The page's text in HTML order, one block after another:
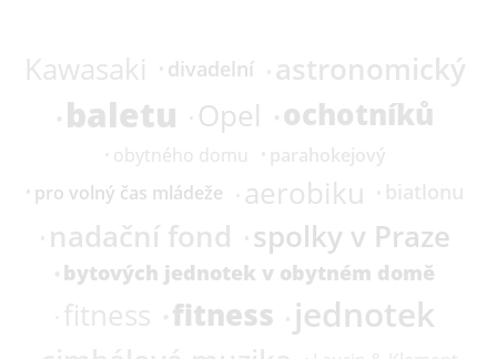
Kawasaki divadelní astronomický
baletu Opel ochotníků
obytného domu
parahokejový
pro volný čas mládeže
aerobiku biatlonu
nadační fond spolky v Praze
bytových jednotek v obytném domě
fitness fitness jednotek